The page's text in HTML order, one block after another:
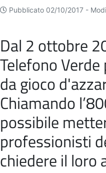
Pubblicato 02/10/2017 -
Dal 2 ottobre
Telefono
da gioco
Chiamando
possibile
professionisti
chiedere il loro